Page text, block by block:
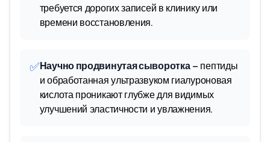
требуется дорогих записей в клинику или
времени восстановления.
✅Научно продвинутая сыворотка– пептиды
и обработанная ультразвуком гиалуроновая
кислота проникают глубже для видимых
улучшений эластичности и увлажнения.